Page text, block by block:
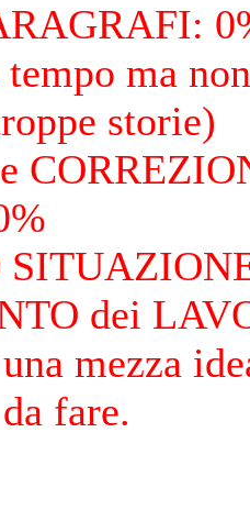
:
tempo ma
storie)
dei
mezza
fare.